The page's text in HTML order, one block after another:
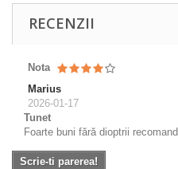
RECENZII
Nota
Marius
2026-01-17
Tunet
Foarte buni fără dioptrii recomand
Scrie-ti parerea!